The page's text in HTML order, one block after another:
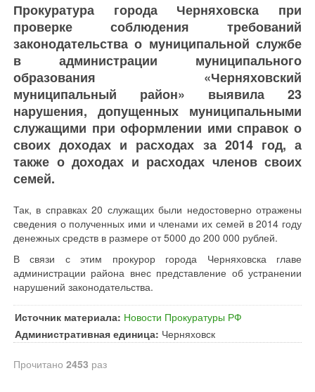
Прокуратура города Черняховска при
проверке соблюдения требований
законодательства о муниципальной службе
в администрации муниципального
образования «Черняховский
муниципальный район» выявила 23
нарушения, допущенных муниципальными
служащими при оформлении ими справок о
своих доходах и расходах за 2014 год, а
также о доходах и расходах членов своих
семей.
Так, в справках 20 служащих были недостоверно отражены
сведения о полученных ими и членами их семей в 2014 году
денежных средств в размере от 5000 до 200 000 рублей.
В связи с этим прокурор города Черняховска главе
администрации района внес представление об устранении
нарушений законодательства.
Источник материала: Новости Прокуратуры РФ
Административная единица: Черняховск
Прочитано 2453 раз